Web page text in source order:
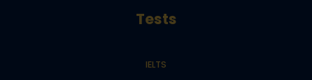
Tests
IELTS